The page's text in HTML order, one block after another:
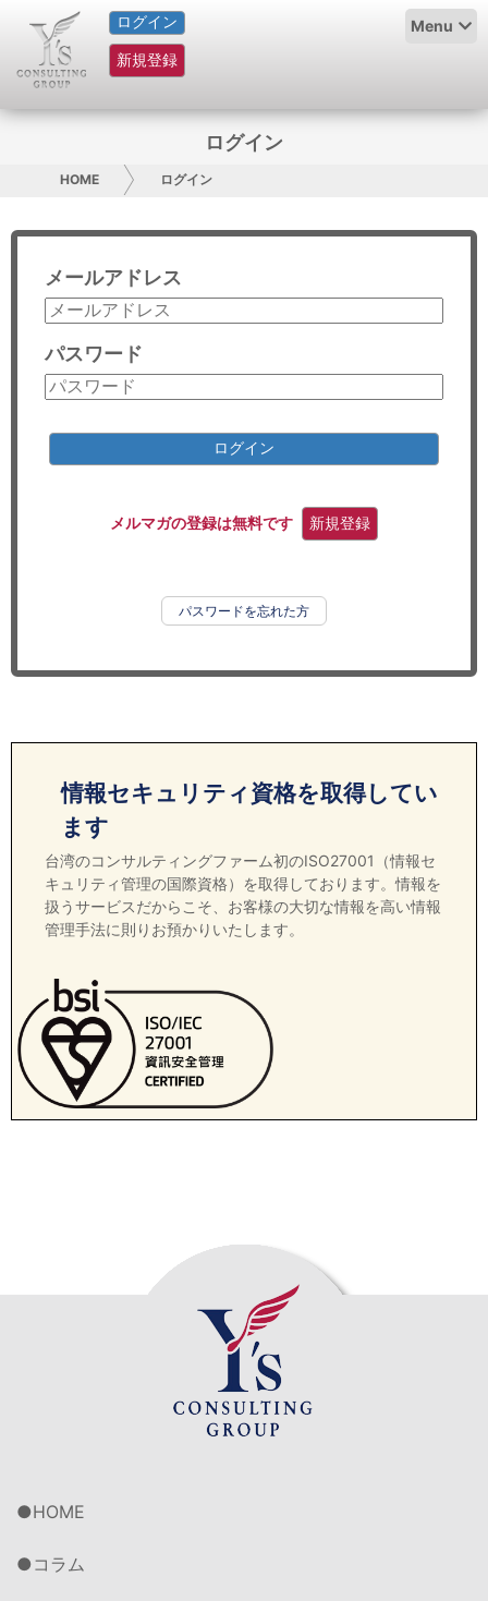
ログイン
新規登録
Menu
HOME
サービス紹介
グループ概要
採用情報
お問い合わせ
コンサルティング
リサーチ
ログイン
HOME ログイン
メールアドレス
パスワード
ログイン
メルマガの登録は無料です 新規登録
パスワードを忘れた方
情報セキュリティ資格を取得してい
ます
台湾のコンサルティングファーム初のISO27001（情報セ
キュリティ管理の国際資格）を取得しております。情報を
扱うサービスだからこそ、お客様の大切な情報を高い情報
管理手法に則りお預かりいたします。
HOME
コラム